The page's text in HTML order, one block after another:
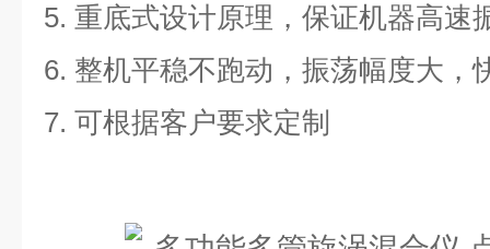
5. 重底式设计原理，保证机器高速
6. 整机平稳不跑动，振荡幅度大，
7. 可根据客户要求定制